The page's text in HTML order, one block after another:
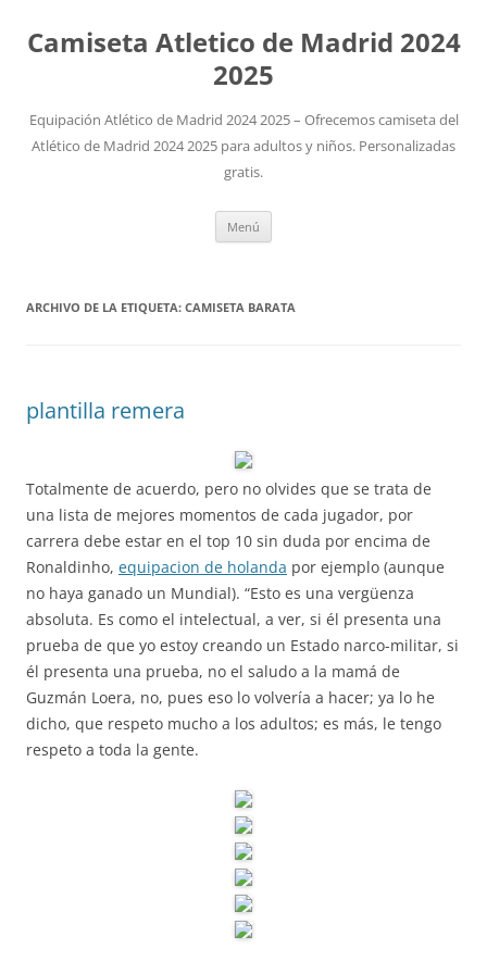
Camiseta Atletico de Madrid 2024
2025
Equipación Atlético de Madrid 2024 2025 – Ofrecemos camiseta del
Atlético de Madrid 2024 2025 para adultos y niños. Personalizadas
gratis.
Menú
ARCHIVO DE LA ETIQUETA: CAMISETA BARATA
plantilla remera
Totalmente de acuerdo, pero no olvides que se trata de
una lista de mejores momentos de cada jugador, por
carrera debe estar en el top 10 sin duda por encima de
Ronaldinho, equipacion de holanda por ejemplo (aunque
no haya ganado un Mundial). “Esto es una vergüenza
absoluta. Es como el intelectual, a ver, si él presenta una
prueba de que yo estoy creando un Estado narco-militar, si
él presenta una prueba, no el saludo a la mamá de
Guzmán Loera, no, pues eso lo volvería a hacer; ya lo he
dicho, que respeto mucho a los adultos; es más, le tengo
respeto a toda la gente.